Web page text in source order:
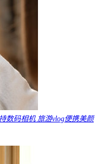
数码相机 旅游vlog便携美颜